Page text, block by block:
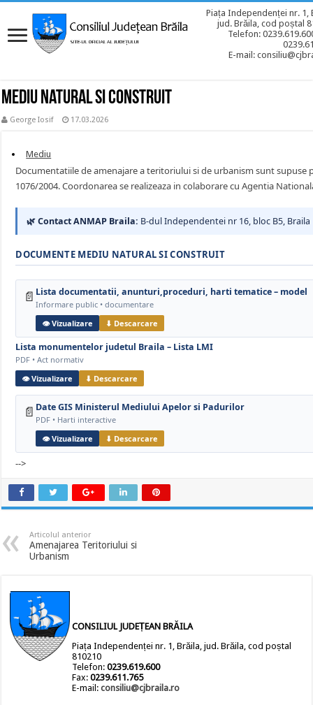
Piața Independenței nr. 1,
jud. Brăila, cod poștal
Telefon:
E-mail:
Mediu Natural si Construit
George Iosif 17.03.2026
Mediu
Documentatiile de amenajare a teritoriului si de urbanism sunt supuse
1076/2004. Coordonarea se realizeaza in colaborare cu Agentia
🌿 Contact ANMAP Braila: B-dul Independentei nr 16, bloc B5,
DOCUMENTE MEDIU NATURAL SI CONSTRUIT
📄 Lista documentatii, anunturi,proceduri, harti tematice – model
Informare public • documentare
👁 Vizualizare
⬇ Descarcare
Lista monumentelor judetul Braila – Lista LMI
PDF • Act normativ
👁 Vizualizare
⬇ Descarcare
📄 Date GIS Ministerul Mediului Apelor si Padurilor
PDF • Harti interactive
👁 Vizualizare
⬇ Descarcare
-->
Articolul anterior
Amenajarea Teritoriului si
Urbanism
CONSILIUL JUDEȚEAN BRĂILA
Piața Independenței nr. 1, Brăila, jud. Brăila, cod poștal
810210
Telefon:0239.619.600
Fax:0239.611.765
E-mail:consiliu@cjbraila.ro